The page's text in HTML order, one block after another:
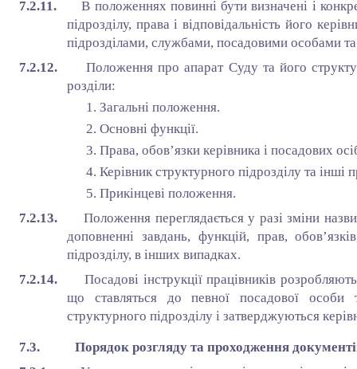
7.2.11.В положеннях повинні бути визначені і
підрозділу, права і відповідальність його
підрозділами, службами, посадовими особами
7.2.12.Положення про апарат Суду та його
розділи:
1. Загальні положення.
2. Основні функції.
3. Права, обов’язки керівника і посадових
4. Керівник структурного підрозділу та інші
5. Прикінцеві положення.
7.2.13. Положення переглядається у разі зміни
доповненні завдань, функцій, прав,
підрозділу, в інших випадках.
7.2.14. Посадові інструкції працівників
що ставляться до певної посадової особи
структурного підрозділу і затверджуються
7.3. Порядок розгляду та проходження